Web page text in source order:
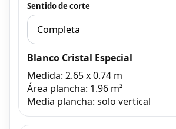
Sentido de corte
Blanco Cristal Especial
Medida: 2.65 x 0.74 m
Área plancha: 1.96 m²
Media plancha: solo vertical